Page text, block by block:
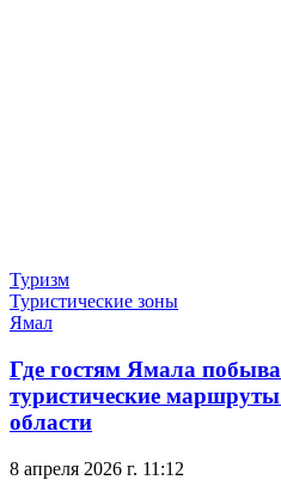
Туризм
Туристические зоны
Ямал
Где гостям Ямала
туристические
области
8 апреля 2026 г. 11:12